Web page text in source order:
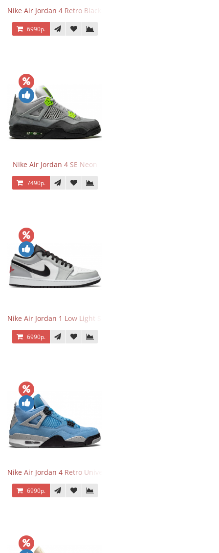
Nike Air Jordan 4 Retro Black Cat
6990р.
Nike Air Jordan 4 SE Neon
7490р.
Nike Air Jordan 1 Low Light Smoke Grey
6990р.
Nike Air Jordan 4 Retro University Blue
6990р.